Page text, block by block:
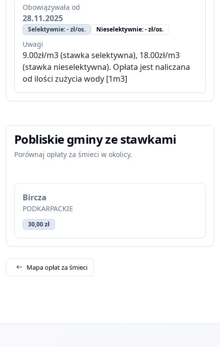
Obowiązywała od
28.11.2025
Selektywnie: - zł/os. Nieselektywnie: - zł/os.
Uwagi
9.00zł/m3 (stawka selektywna), 18.00zł/m3
(stawka nieselektywna). Opłata jest naliczana
od ilości zużycia wody [1m3]
Pobliskie gminy ze stawkami
Porównaj opłaty za śmieci w okolicy.
Bircza
PODKARPACKIE
30,00 zł
Mapa opłat za śmieci